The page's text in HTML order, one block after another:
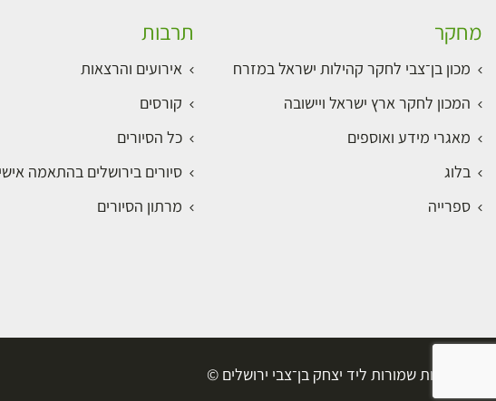
מחקר
מכון בן־צבי לחקר קהילות ישראל במזרח
המכון לחקר ארץ ישראל ויישובה
מאגרי מידע ואוספים
בלוג
ספרייה
תרבות
אירועים והרצאות
קורסים
כל הסיורים
סיורים בירושלים בהתאמה
מרתון הסיורים
כל הזכויות שמורות ליד יצחק בן־צבי ירושלים ©